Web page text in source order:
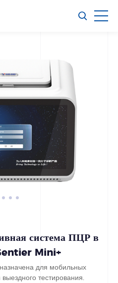
система ПЦР в
Mini+
для мобильных
тестирования.